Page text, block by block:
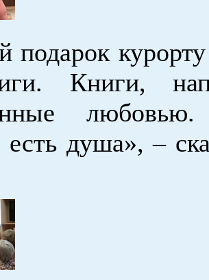
подарок
Книги,
есть душа», –